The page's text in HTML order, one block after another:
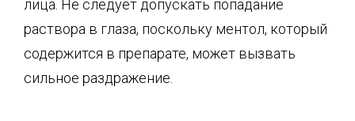
лица. Не следует допускать попадание
раствора в глаза, поскольку ментол, который
содержится в препарате, может вызвать
сильное раздражение.